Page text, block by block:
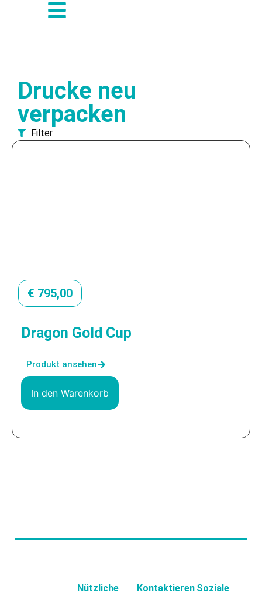
Drucke neu
verpacken
Filter
€ 795,00
Dragon Gold Cup
Produkt ansehen
In den Warenkorb
Nützliche
Kontaktieren Soziale